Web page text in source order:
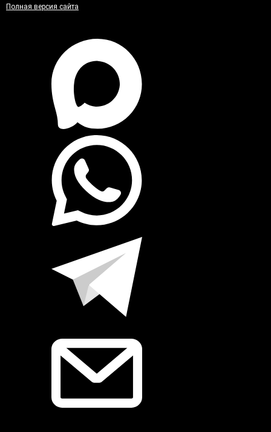
Полная версия сайта